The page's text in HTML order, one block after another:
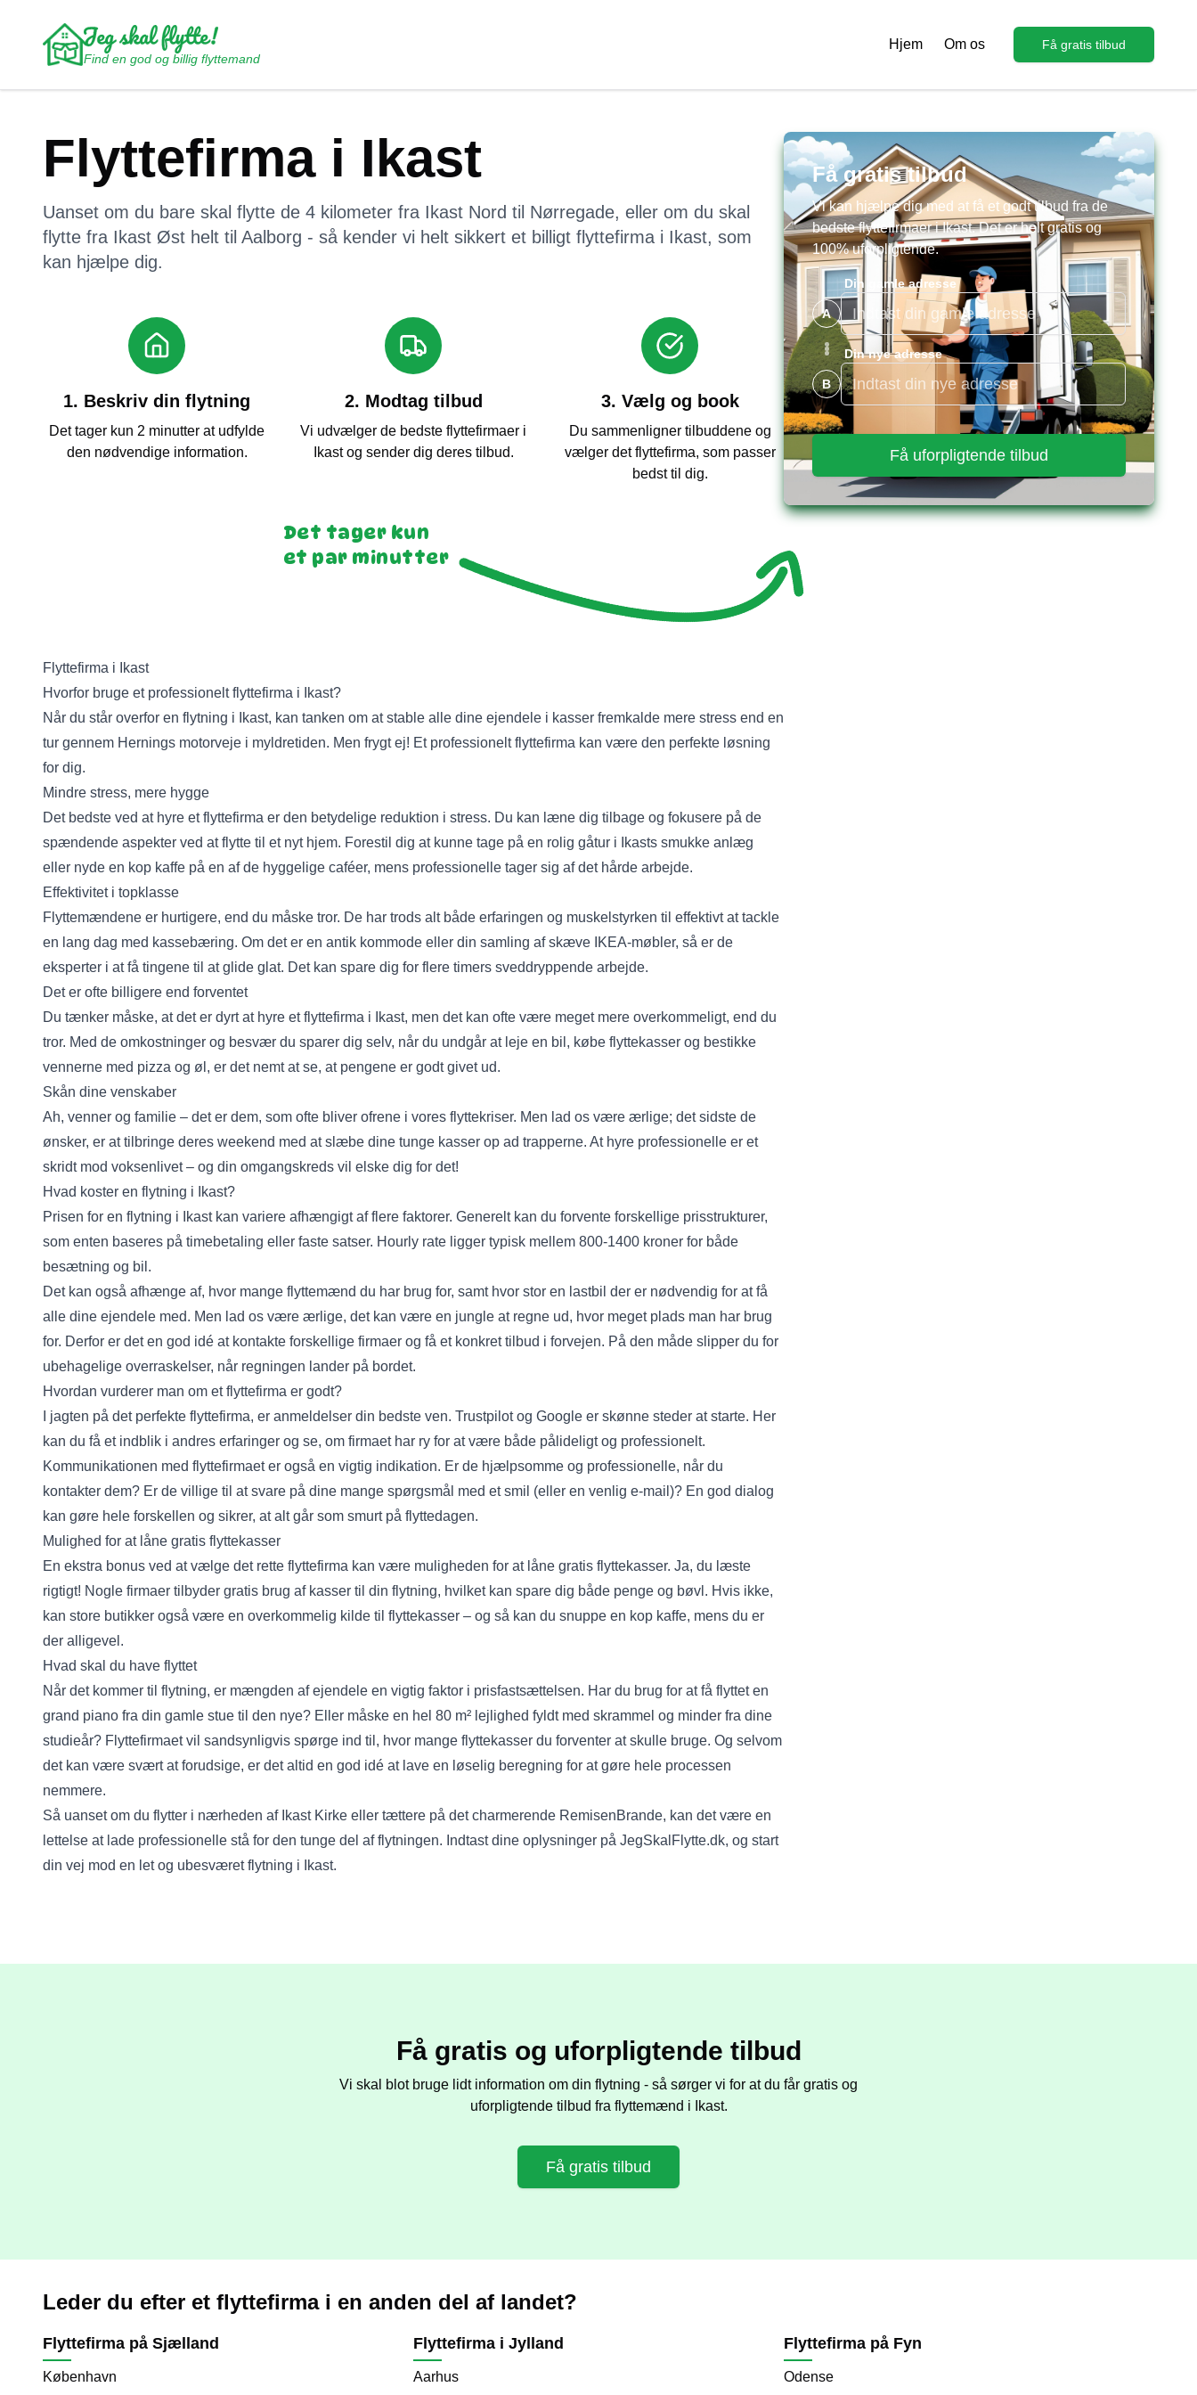
Find en god og billig flyttemand
Hjem Om os Få gratis tilbud
Flyttefirma i Ikast
Uanset om du bare skal flytte de 4 kilometer fra Ikast Nord til Nørregade, eller om du skal
flytte fra Ikast Øst helt til Aalborg - så kender vi helt sikkert et billigt flyttefirma i Ikast, som
kan hjælpe dig.
1. Beskriv din flytning
Det tager kun 2 minutter at udfylde
den nødvendige information.
2. Modtag tilbud
Vi udvælger de bedste flyttefirmaer i
Ikastog sender dig deres tilbud.
3. Vælg og book
Du sammenligner tilbuddene og
vælger det flyttefirma, som passer
bedst til dig.
Det tager kun
et par minutter
Flyttefirma i Ikast
Hvorfor bruge et professionelt flyttefirma i Ikast?
Når du står overfor en flytning i Ikast, kan tanken om at stable alle dine ejendele i kasser fremkalde mere stress end en
tur gennem Hernings motorveje i myldretiden. Men frygt ej! Et professionelt flyttefirma kan være den perfekte løsning
for dig.
Mindre stress, mere hygge
Det bedste ved at hyre et flyttefirma er den betydelige reduktion i stress. Du kan læne dig tilbage og fokusere på de
spændende aspekter ved at flytte til et nyt hjem. Forestil dig at kunne tage på en rolig gåtur i Ikasts smukke anlæg
eller nyde en kop kaffe på en af de hyggelige caféer, mens professionelle tager sig af det hårde arbejde.
Effektivitet i topklasse
Flyttemændene er hurtigere, end du måske tror. De har trods alt både erfaringen og muskelstyrken til effektivt at tackle
en lang dag med kassebæring. Om det er en antik kommode eller din samling af skæve IKEA-møbler, så er de
eksperter i at få tingene til at glide glat. Det kan spare dig for flere timers sveddryppende arbejde.
Det er ofte billigere end forventet
Du tænker måske, at det er dyrt at hyre et flyttefirma i Ikast, men det kan ofte være meget mere overkommeligt, end du
tror. Med de omkostninger og besvær du sparer dig selv, når du undgår at leje en bil, købe flyttekasser og bestikke
vennerne med pizza og øl, er det nemt at se, at pengene er godt givet ud.
Skån dine venskaber
Ah, venner og familie – det er dem, som ofte bliver ofrene i vores flyttekriser. Men lad os være ærlige; det sidste de
ønsker, er at tilbringe deres weekend med at slæbe dine tunge kasser op ad trapperne. At hyre professionelle er et
skridt mod voksenlivet – og din omgangskreds vil elske dig for det!
Hvad koster en flytning i Ikast?
Prisen for en flytning i Ikast kan variere afhængigt af flere faktorer. Generelt kan du forvente forskellige prisstrukturer,
som enten baseres på timebetaling eller faste satser. Hourly rate ligger typisk mellem 800-1400 kroner for både
besætning og bil.
Det kan også afhænge af, hvor mange flyttemænd du har brug for, samt hvor stor en lastbil der er nødvendig for at få
alle dine ejendele med. Men lad os være ærlige, det kan være en jungle at regne ud, hvor meget plads man har brug
for. Derfor er det en god idé at kontakte forskellige firmaer og få et konkret tilbud i forvejen. På den måde slipper du for
ubehagelige overraskelser, når regningen lander på bordet.
Hvordan vurderer man om et flyttefirma er godt?
I jagten på det perfekte flyttefirma, er anmeldelser din bedste ven. Trustpilot og Google er skønne steder at starte. Her
kan du få et indblik i andres erfaringer og se, om firmaet har ry for at være både pålideligt og professionelt.
Kommunikationen med flyttefirmaet er også en vigtig indikation. Er de hjælpsomme og professionelle, når du
kontakter dem? Er de villige til at svare på dine mange spørgsmål med et smil (eller en venlig e-mail)? En god dialog
kan gøre hele forskellen og sikrer, at alt går som smurt på flyttedagen.
Mulighed for at låne gratis flyttekasser
En ekstra bonus ved at vælge det rette flyttefirma kan være muligheden for at låne gratis flyttekasser. Ja, du læste
rigtigt! Nogle firmaer tilbyder gratis brug af kasser til din flytning, hvilket kan spare dig både penge og bøvl. Hvis ikke,
kan store butikker også være en overkommelig kilde til flyttekasser – og så kan du snuppe en kop kaffe, mens du er
der alligevel.
Hvad skal du have flyttet
Når det kommer til flytning, er mængden af ejendele en vigtig faktor i prisfastsættelsen. Har du brug for at få flyttet en
grand piano fra din gamle stue til den nye? Eller måske en hel 80 m² lejlighed fyldt med skrammel og minder fra dine
studieår? Flyttefirmaet vil sandsynligvis spørge ind til, hvor mange flyttekasser du forventer at skulle bruge. Og selvom
det kan være svært at forudsige, er det altid en god idé at lave en løselig beregning for at gøre hele processen
nemmere.
Så uanset om du flytter i nærheden af Ikast Kirke eller tættere på det charmerende RemisenBrande, kan det være en
lettelse at lade professionelle stå for den tunge del af flytningen. Indtast dine oplysninger på JegSkalFlytte.dk, og start
din vej mod en let og ubesværet flytning i Ikast.
Få gratis tilbud
Vi kan hjælpe dig med at få et godt tilbud fra de
bedste flyttefirmaer iIkast. Det er helt gratis og
100% uforpligtende.
A
Din gamle adresse
B
Din nye adresse
Få uforpligtende tilbud
Få gratis og uforpligtende tilbud
Vi skal blot bruge lidt information om din flytning - så sørger vi for at du får gratis og
uforpligtende tilbud fra flyttemænd i
Ikast.
Få gratis tilbud
Leder du efter et flyttefirma i en anden del af landet?
Flyttefirma på Sjælland
København
Flyttefirma i Jylland
Aarhus
Flyttefirma på Fyn
Odense